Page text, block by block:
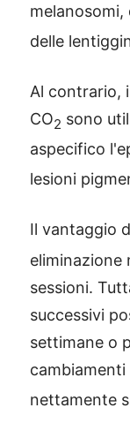
delle
Al contrario,
CO2 sono
aspecifico
lesioni
Il vantaggio
eliminazione
sessioni.
successivi
settimane o
nettamente